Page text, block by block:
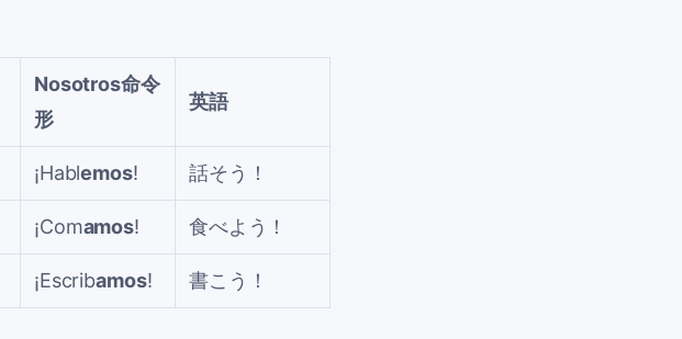
Nosotros命令
形
英語
¡Hablemos! 話そう！
¡Comamos! 食べよう！
¡Escribamos! 書こう！